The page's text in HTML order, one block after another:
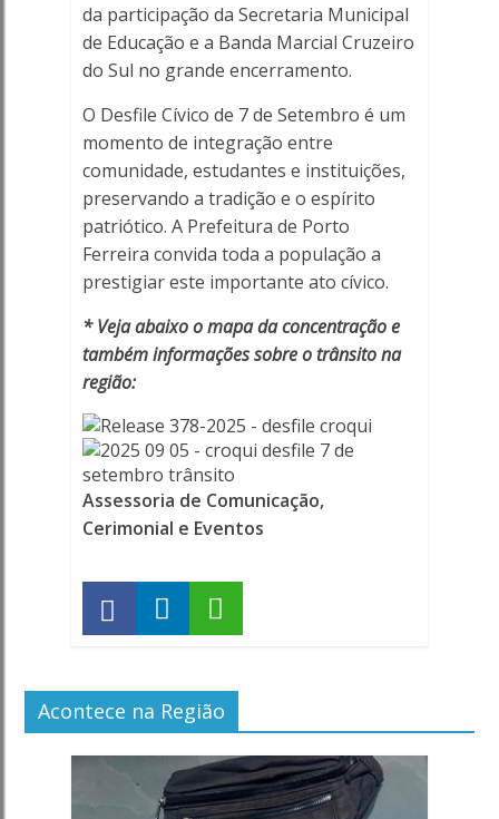
da participação da Secretaria Municipal
de Educação e a Banda Marcial Cruzeiro
do Sul no grande encerramento.
O Desfile Cívico de 7 de Setembro é um
momento de integração entre
comunidade, estudantes e instituições,
preservando a tradição e o espírito
patriótico. A Prefeitura de Porto
Ferreira convida toda a população a
prestigiar este importante ato cívico.
* Veja abaixo o mapa da concentração e
também informações sobre o trânsito na
região:
Assessoria de Comunicação,
Cerimonial e Eventos
Acontece na Região